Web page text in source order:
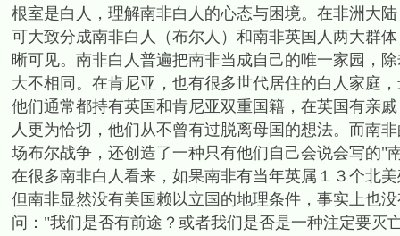
根室是白人，理解南非白人的心态与困境。在非洲大
可大致分成南非白人（布尔人）和南非英国人两大群
晰可见。南非白人普遍把南非当成自己的唯一家园，
大不相同。在肯尼亚，也有很多世代居住的白人家庭
他们通常都持有英国和肯尼亚双重国籍，在英国有亲
人更为恰切，他们从不曾有过脱离母国的想法。而南
场布尔战争，还创造了一种只有他们自己会说会写的"
在很多南非白人看来，如果南非有当年英属１３个北
但南非显然没有美国赖以立国的地理条件，事实上也
问："我们是否有前途？或者我们是否是一种注定要灭